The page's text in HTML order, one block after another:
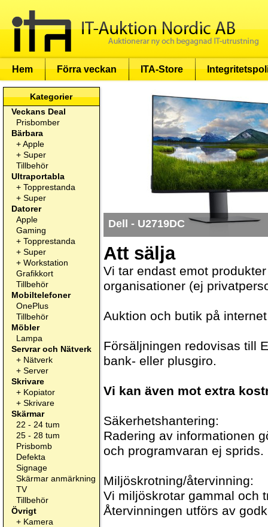
Hem Förra veckan ITA-Store
Kategorier
Veckans Deal
Prisbomber
Bärbara
+Apple
+ Super
Tillbehör
Ultraportabla
+ Topprestanda
+ Super
Datorer
Apple
Gaming
+ Topprestanda
+ Super
+ Workstation
Grafikkort
Tillbehör
Mobiltelefoner
OnePlus
Tillbehör
Möbler
Lampa
Servrar och Nätverk
+ Nätverk
+ Server
Skrivare
+ Kopiator
+ Skrivare
Skärmar
22 - 24 tum
25 - 28 tum
Prisbomb
Defekta
Signage
Skärmar anmärkning
TV
Tillbehör
Övrigt
+ Kamera
Dell - U2719DC
Att sälja
Vi tar endast emot
organisationer (ej
Auktion och butik på
Försäljningen redovisas till
bank- eller plusgiro.
Vi kan även mot extra
Säkerhetshantering:
Radering av informationen
och programvaran ej sprids.
Miljöskrotning/återvinning:
Vi miljöskrotar gammal och
Återvinningen utförs av